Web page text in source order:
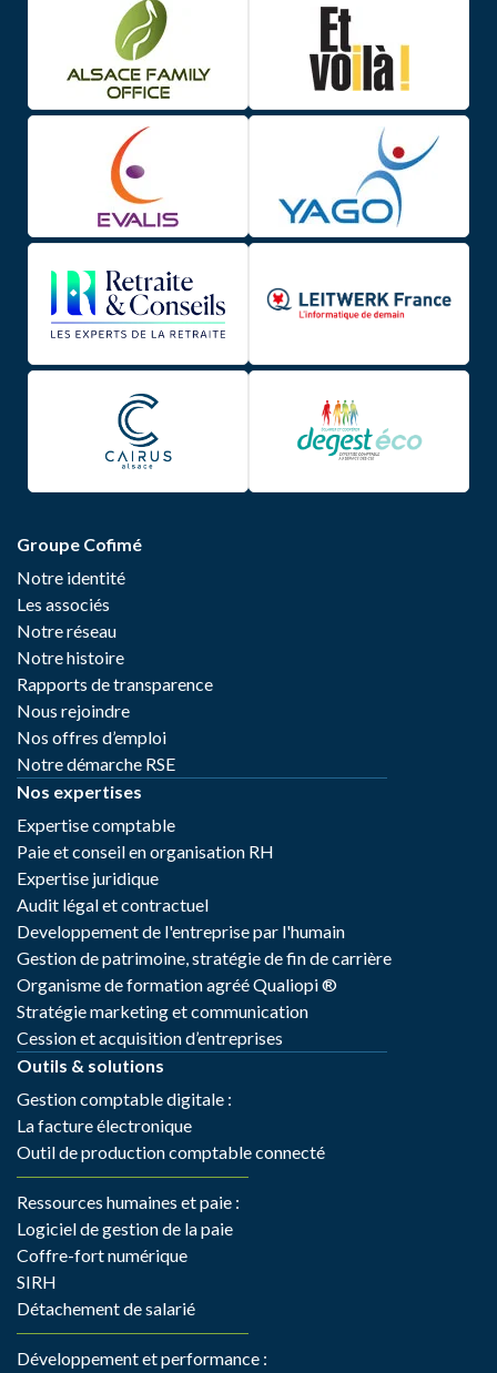
Groupe Cofimé
Notre identité
Les associés
Notre réseau
Notre histoire
Rapports de transparence
Nous rejoindre
Nos offres d’emploi
Notre démarche RSE
Nos expertises
Expertise comptable
Paie et conseil en organisation RH
Expertise juridique
Audit légal et contractuel
Developpement de l'entreprise par l'humain
Gestion de patrimoine, stratégie de fin de carrière
Organisme de formation agréé Qualiopi ®
Stratégie marketing et communication
Cession et acquisition d’entreprises
Outils & solutions
Gestion comptable digitale :
La facture électronique
Outil de production comptable connecté
Ressources humaines et paie :
Logiciel de gestion de la paie
Coffre-fort numérique
SIRH
Détachement de salarié
Développement et performance :